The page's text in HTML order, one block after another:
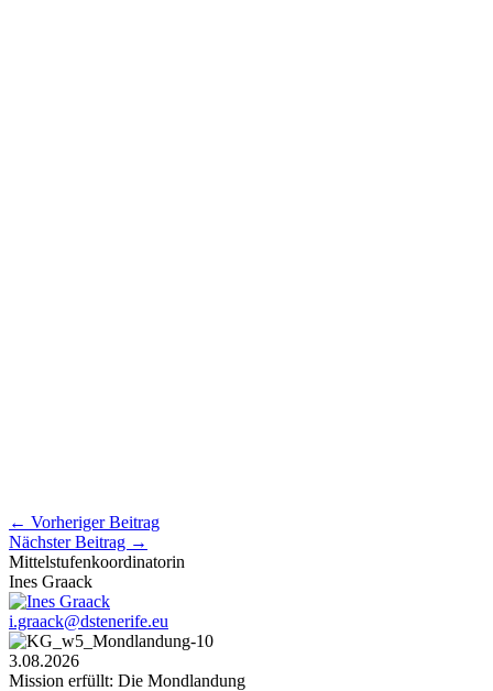
← Vorheriger Beitrag
Nächster Beitrag →
Mittelstufenkoordinatorin
Ines Graack
i.graack@dstenerife.eu
3.08.2026
Mission erfüllt: Die Mondlandung